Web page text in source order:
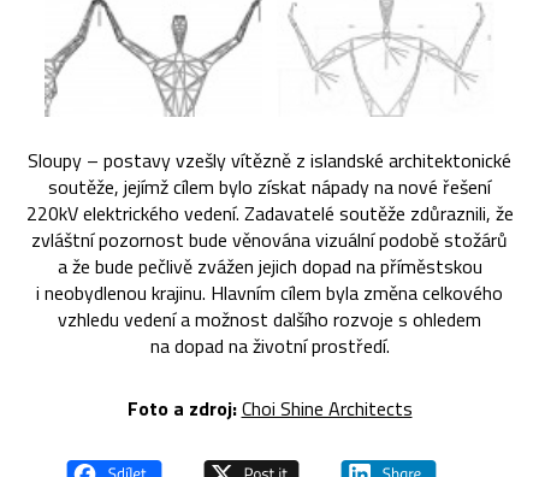
Sloupy – postavy vzešly vítězně z islandské architektonické
soutěže, jejímž cílem bylo získat nápady na nové řešení
220kV elektrického vedení. Zadavatelé soutěže zdůraznili, že
zvláštní pozornost bude věnována vizuální podobě stožárů
a že bude pečlivě zvážen jejich dopad na příměstskou
i neobydlenou krajinu. Hlavním cílem byla změna celkového
vzhledu vedení a možnost dalšího rozvoje s ohledem
na dopad na životní prostředí.
Foto a zdroj:Choi Shine Architects